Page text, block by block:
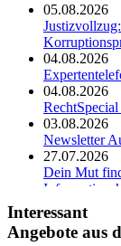
05.08.2026
04.08.2026
04.08.2026
03.08.2026
Newsletter
27.07.2026
Dein Mut
10.07.2026
Köln
Interessant
Angebote aus